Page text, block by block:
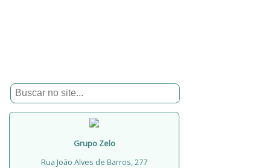
Grupo Zelo
Rua João Alves de Barros, 277